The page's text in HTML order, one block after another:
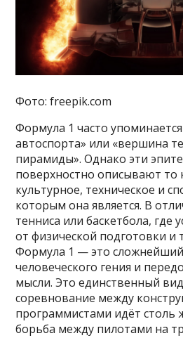
Фото: freepik.com
Формула 1 часто
автоспорта» или «вершина
пирамиды». Однако эти
поверхностно описывают то
культурное, техническое и
которым она является. В
тенниса или баскетбола, где
от физической подготовки и
Формула 1 — это
человеческого гения и
мысли. Это единственный
соревнование между
программистами идёт столь
борьба между пилотами на